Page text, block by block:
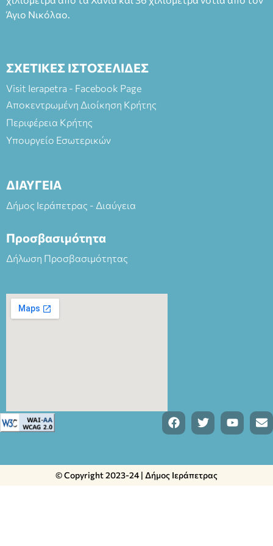
Άγιο Νικόλαο.
ΣΧΕΤΙΚΕΣ ΙΣΤΟΣΕΛΙΔΕΣ
Visit Ierapetra - Facebook Page
Αποκεντρωμένη Διοίκηση Κρήτης
Περιφέρεια Κρήτης
Υπουργείο Εσωτερικών
ΔΙΑΥΓΕΙΑ
Δήμος Ιεράπετρας - Διαύγεια
Προσβασιμότητα
Δήλωση Προσβασιμότητας
© Copyright 2023-24 | Δήμος Ιεράπετρας